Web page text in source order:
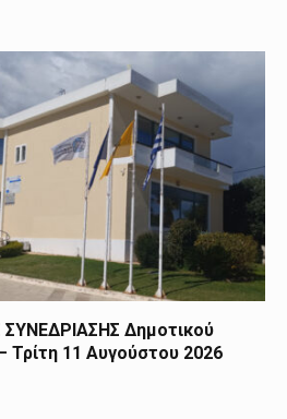
Δημοτικού
Τρίτη 11 Αυγούστου 2026